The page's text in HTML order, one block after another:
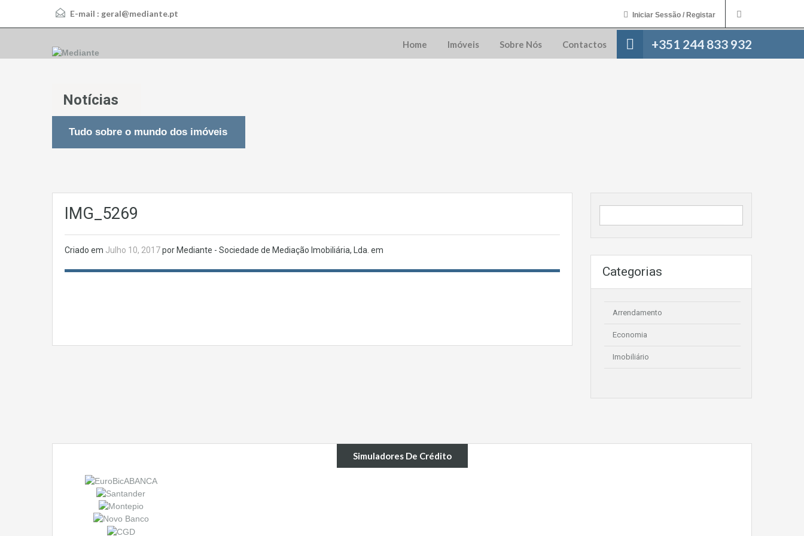
E-mail : geral@mediante.pt Iniciar Sessão / Registar
+351 244 833 932
Home Imóveis Sobre Nós Contactos
Notícias
Tudo sobre o mundo dos imóveis
IMG_5269
Criado em Julho 10, 2017por Mediante - Sociedade de Mediação Imobiliária, Lda. em
Categorias
Arrendamento
Economia
Imobiliário
Simuladores De Crédito